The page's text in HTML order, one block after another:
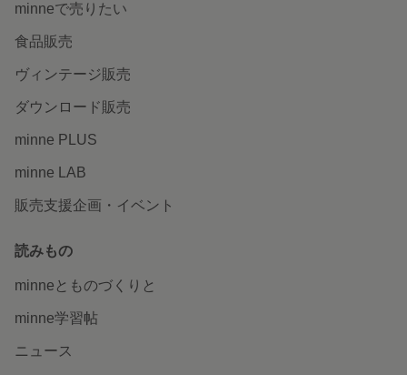
minneで売りたい
食品販売
ヴィンテージ販売
ダウンロード販売
minne PLUS
minne LAB
販売支援企画・イベント
読みもの
minneとものづくりと
minne学習帖
ニュース